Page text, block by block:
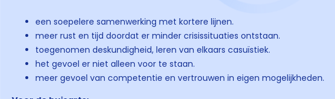
een soepelere samenwerking met kortere lijnen.
meer rust en tijd doordat er minder crisissituaties ontstaan.
toegenomen deskundigheid, leren van elkaars casuïstiek.
het gevoel er niet alleen voor te staan.
meer gevoel van competentie en vertrouwen in eigen mogelijkheden.